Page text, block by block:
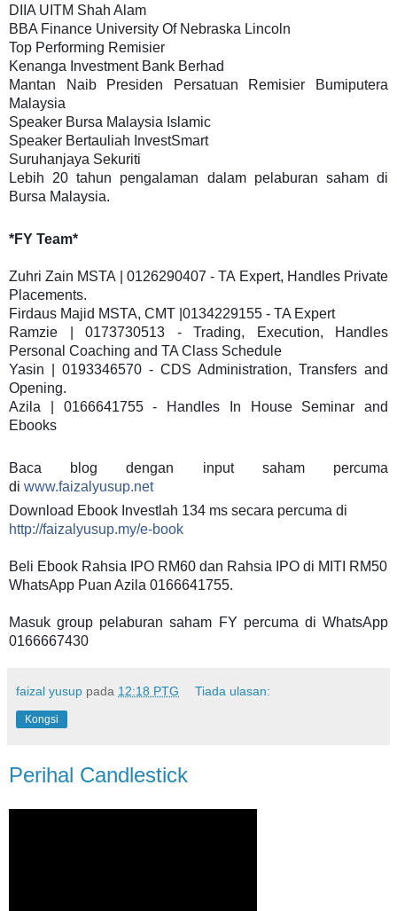
DIIA UITM Shah Alam
BBA Finance University Of Nebraska Lincoln
Top Performing Remisier
Kenanga Investment Bank Berhad
Mantan Naib Presiden Persatuan Remisier Bumiputera
Malaysia
Speaker Bursa Malaysia Islamic
Speaker Bertauliah InvestSmart
Suruhanjaya Sekuriti
Lebih 20 tahun pengalaman dalam pelaburan saham di
Bursa Malaysia.
*FY Team*
Zuhri Zain MSTA | 0126290407 - TA Expert, Handles Private
Placements.
Firdaus Majid MSTA, CMT |0134229155 - TA Expert
Ramzie | 0173730513 - Trading, Execution, Handles
Personal Coaching and TA Class Schedule
Yasin | 0193346570 - CDS Administration, Transfers and
Opening.
Azila | 0166641755 - Handles In House Seminar and
Ebooks
Baca blog dengan input saham percuma
di www.faizalyusup.net
Download Ebook Investlah 134 ms secara percuma di
http://faizalyusup.my/e-book
Beli Ebook Rahsia IPO RM60 dan Rahsia IPO di MITI RM50
WhatsApp Puan Azila 0166641755.
Masuk group pelaburan saham FY percuma di WhatsApp
0166667430
faizal yusup pada 12:18 PTG Tiada ulasan:
Kongsi
Perihal Candlestick